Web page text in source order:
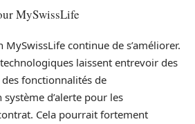
MySwissLife
MySwissLife continue de s’améliorer.
laissent entrevoir des
fonctionnalités de
d’alerte pour les
Cela pourrait fortement